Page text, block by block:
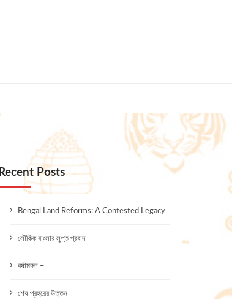
Recent Posts
Bengal Land Reforms: A Contested Legacy
লৌকিক বাংলার লুপ্ত প্রবাদ –
বর্ষামঙ্গল –
শেষ প্রহরের উত্তম –